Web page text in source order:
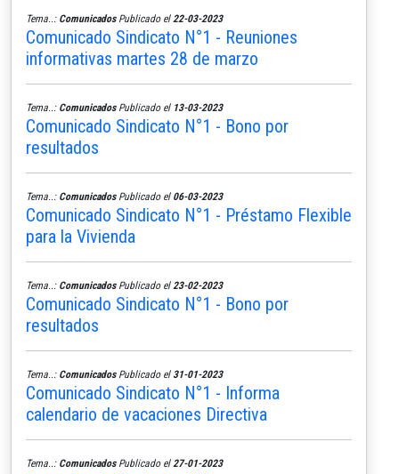
Tema..: ComunicadosPublicado el 22-03-2023
Comunicado Sindicato N°1 - Reuniones
informativas martes 28 de marzo
Tema..: ComunicadosPublicado el 13-03-2023
Comunicado Sindicato N°1 - Bono por
resultados
Tema..: ComunicadosPublicado el 06-03-2023
Comunicado Sindicato N°1 - Préstamo Flexible
para la Vivienda
Tema..: ComunicadosPublicado el 23-02-2023
Comunicado Sindicato N°1 - Bono por
resultados
Tema..: ComunicadosPublicado el 31-01-2023
Comunicado Sindicato N°1 - Informa
calendario de vacaciones Directiva
Tema..: ComunicadosPublicado el 27-01-2023